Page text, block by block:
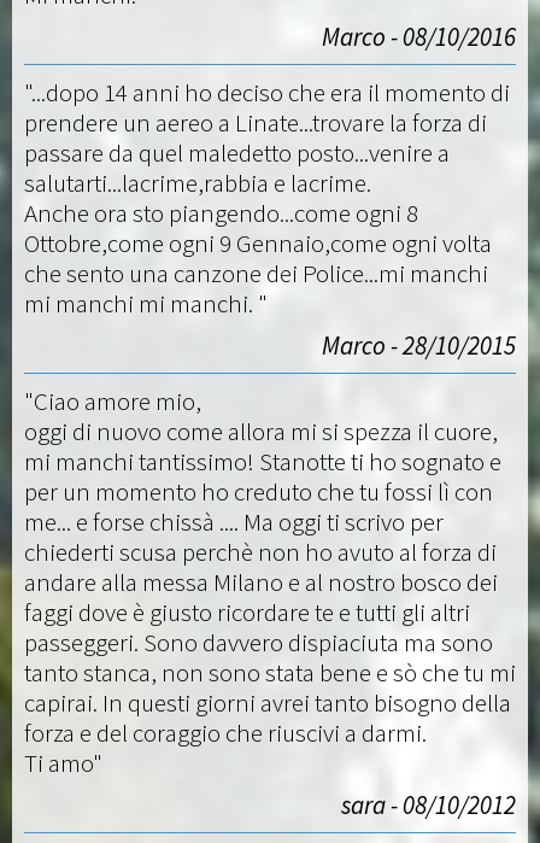
Marco - 08/10/2016
"...dopo 14 anni ho deciso che era il momento di
prendere un aereo a Linate...trovare la forza di
passare da quel maledetto posto...venire a
salutarti...lacrime,rabbia e lacrime.
Anche ora sto piangendo...come ogni 8
Ottobre,come ogni 9 Gennaio,come ogni volta
che sento una canzone dei Police...mi manchi
mi manchi mi manchi. "
Marco - 28/10/2015
"Ciao amore mio,
oggi di nuovo come allora mi si spezza il cuore,
mi manchi tantissimo! Stanotte ti ho sognato e
per un momento ho creduto che tu fossi lì con
me... e forse chissà .... Ma oggi ti scrivo per
chiederti scusa perchè non ho avuto al forza di
andare alla messa Milano e al nostro bosco dei
faggi dove è giusto ricordare te e tutti gli altri
passeggeri. Sono davvero dispiaciuta ma sono
tanto stanca, non sono stata bene e sò che tu mi
capirai. In questi giorni avrei tanto bisogno della
forza e del coraggio che riuscivi a darmi.
Ti amo"
sara - 08/10/2012